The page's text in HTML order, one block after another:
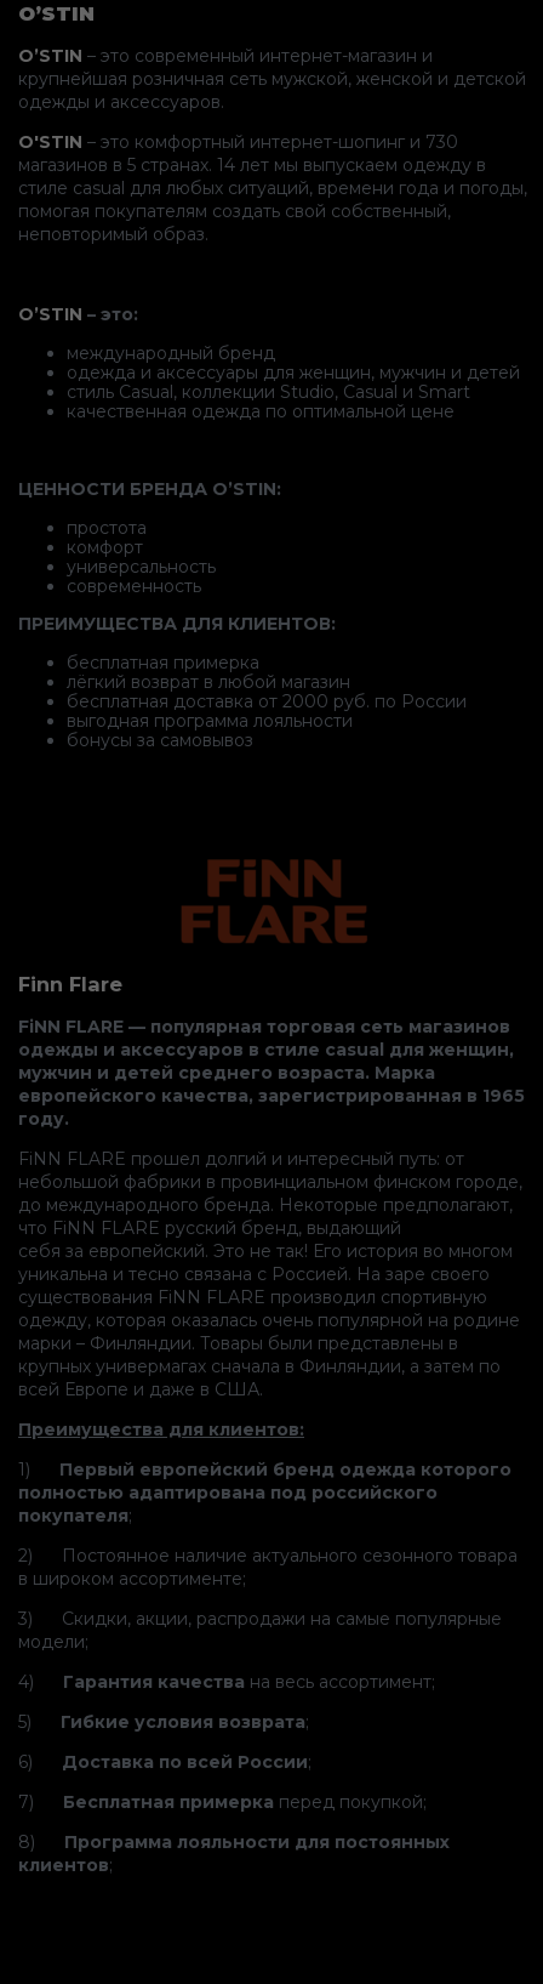
O’STIN
O’STIN – это современный интернет-магазин и
крупнейшая розничная сеть мужской, женской и детской
одежды и аксессуаров.
O′STIN – это комфортный интернет-шопинг и 730
магазинов в 5 странах. 14 лет мы выпускаем одежду в
стиле casual для любых ситуаций, времени года и погоды,
помогая покупателям создать свой собственный,
неповторимый образ.
O’STIN – это:
международный бренд
одежда и аксессуары для женщин, мужчин и детей
стиль Casual, коллекции Studio, Casual и Smart
качественная одежда по оптимальной цене
ЦЕННОСТИ БРЕНДА O’STIN:
простота
комфорт
универсальность
современность
ПРЕИМУЩЕСТВА ДЛЯ КЛИЕНТОВ:
бесплатная примерка
лёгкий возврат в любой магазин
бесплатная доставка от 2000 руб. по России
выгодная программа лояльности
бонусы за самовывоз
Finn Flare
FiNN FLARE — популярная торговая сеть магазинов
одежды и аксессуаров в стиле casual для женщин,
мужчин и детей среднего возраста. Марка
европейского качества, зарегистрированная в 1965
году.
FiNN FLARE прошел долгий и интересный путь: от
небольшой фабрики в провинциальном финском городе,
до международного бренда. Некоторые предполагают,
что FiNN FLARE русский бренд, выдающий
себя за европейский. Это не так! Его история во многом
уникальна и тесно связана с Россией. На заре своего
существования FiNN FLARE производил спортивную
одежду, которая оказалась очень популярной на родине
марки – Финляндии. Товары были представлены в
крупных универмагах сначала в Финляндии, а затем по
всей Европе и даже в США.
Преимущества для клиентов:
1) Первый европейский бренд одежда которого
полностью адаптирована под российского
покупателя;
2) Постоянное наличие актуального сезонного товара
в широком ассортименте;
3) Скидки, акции, распродажи на самые популярные
модели;
4) Гарантия качества на весь ассортимент;
5) Гибкие условия возврата;
6) Доставка по всей России;
7) Бесплатная примерка перед покупкой;
8) Программа лояльности для постоянных
клиентов;